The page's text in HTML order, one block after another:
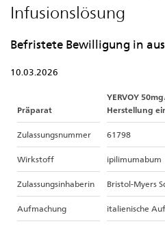
Infusionslösung
Befristete Bewilligung in
10.03.2026
Präparat
YERVOY
Herstellung
Zulassungsnummer 61798
Wirkstoff ipilimumabum
Zulassungsinhaberin Bristol-Myers
Aufmachung italienische